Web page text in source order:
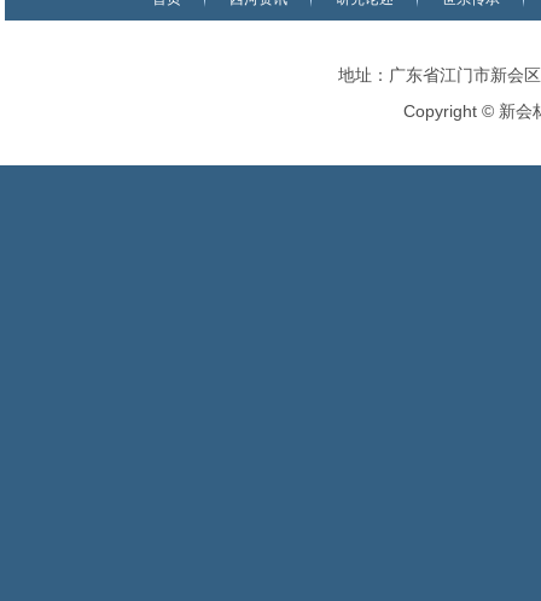
地址：广东省江门市新会
Copyright ©新会